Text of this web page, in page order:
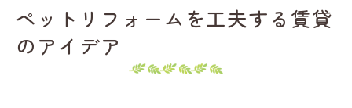
ペットリフォームを工夫する賃貸
のアイデア